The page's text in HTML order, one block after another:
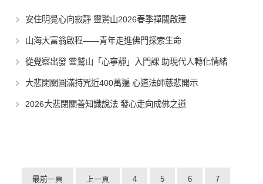
安住明覺心向寂靜 靈鷲山2026春季禪關啟建
山海大富翁啟程——青年走進佛門探索生命
從覺察出發 靈鷲山「心寧靜」入門課 助現代人轉化情緒
大悲閉關圓滿持咒近400萬遍 心道法師慈悲開示
2026大悲閉關善知識說法 發心走向成佛之道
最前一頁 上一頁 4 5 6 7